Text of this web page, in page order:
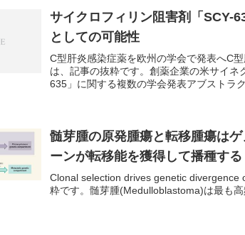
サイクロフィリン阻害剤「SCY-
としての可能性
C型肝炎感染症薬を欧州の学会で発表へC
は、記事の抜粋です。創薬企業の米サイ
635」に関する複数の学会発表アブストラ
髄芽腫の原発腫瘍と転移腫瘍は
ーンが転移能を獲得して播種する
Clonal selection drives genetic divergence
粋です。髄芽腫(Medulloblastoma)は最も